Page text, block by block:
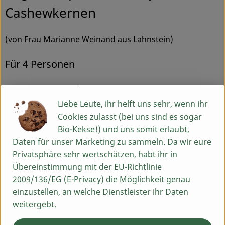
Cashewkernen
(von Frau Marianne Weinand aus Lahnstein)
Für 4 Personen
1 Stange Lauch
1 Spitzkohl
2 große Möhren
3 TL Currypulver
3 Knoblauch-Zehen, klein gehackt
1 Stück Ingwer, ca. 3 cm geschält und klein
gehackt
1 Stange Zitronengras, in feine Ringe geschnitten
(alternativ Zitronen- und Limettenabrieb)
wenig Chilipaste Classic hot
Liebe Leute, ihr helft uns sehr, wenn ihr
Cookies zulasst (bei uns sind es sogar
Bio-Kekse!) und uns somit erlaubt,
Daten für unser Marketing zu sammeln. Da wir eure
Privatsphäre sehr wertschätzen, habt ihr in
Übereinstimmung mit der EU-Richtlinie
2009/136/EG (E-Privacy) die Möglichkeit genau
einzustellen, an welche Dienstleister ihr Daten
weitergebt.